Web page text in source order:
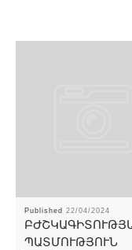
Published 22/04/2024
ՊԱՏՄՈՒԹՅՈՒՆ